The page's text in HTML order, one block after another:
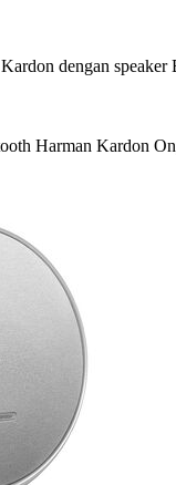
dengan speaker
Harman Kardon